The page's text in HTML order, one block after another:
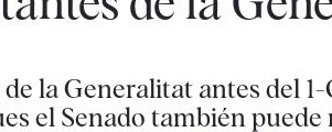
la Generalitat antes del 1-
el Senado también